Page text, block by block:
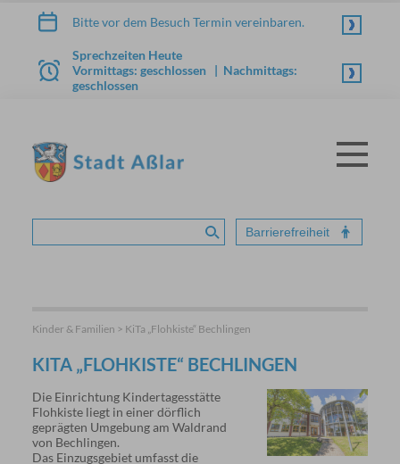
Zum Inhalt springen
Bitte vor dem Besuch Termin vereinbaren.
Sprechzeiten Heute
Vormittags: geschlossen | Nachmittags:
geschlossen
Menü
Suche absenden
Barrierefreiheit
Kinder & Familien > KiTa „Flohkiste“ Bechlingen
KITA „FLOHKISTE“ BECHLINGEN
Die Einrichtung Kindertagesstätte
Flohkiste liegt in einer dörflich
geprägten Umgebung am Waldrand
von Bechlingen.
Das Einzugsgebiet umfasst die